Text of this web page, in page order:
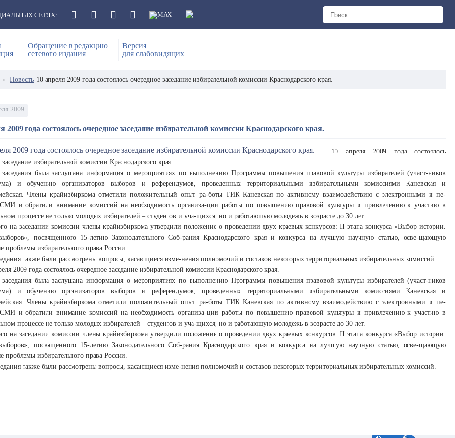
СЕТЯХ:
Обращение в редакцию
сетевого издания
Версия
для слабовидящих
› Новость 10 апреля 2009 года состоялось очередное заседание избирательной комиссии Краснодарского края.
2009
2009 года состоялось очередное заседание избирательной комиссии Краснодарского края.
10 апреля 2009 года состоялось
заседание избирательной комиссии Краснодарского края.
была заслушана информация о мероприятиях по выполнению Программы повышения правовой культуры избирателей (участ-ников
и обучению организаторов выборов и референдумов, проведенных территориальными избирательными комиссиями Каневская и
Члены крайизбиркома отметили положительный опыт ра-боты ТИК Каневская по активному взаимодействию с электронными и пе-
и обратили внимание комиссий на необходимость организа-ции работы по повышению правовой культуры и привлечению к участию в
процессе не только молодых избирателей – студентов и уча-щихся, но и работающую молодежь в возрасте до 30 лет.
на заседании комиссии члены крайизбиркома утвердили положение о проведении двух краевых конкурсов: II этапа конкурса «Выбор истории.
посвященного 15-летию Законодательного Соб-рания Краснодарского края и конкурса на лучшую научную статью, осве-щающую
проблемы избирательного права России.
также были рассмотрены вопросы, касающиеся изме-нения полномочий и составов некоторых территориальных избирательных комиссий.
2009 года состоялось очередное заседание избирательной комиссии Краснодарского края.
была заслушана информация о мероприятиях по выполнению Программы повышения правовой культуры избирателей (участ-ников
и обучению организаторов выборов и референдумов, проведенных территориальными избирательными комиссиями Каневская и
Члены крайизбиркома отметили положительный опыт ра-боты ТИК Каневская по активному взаимодействию с электронными и пе-
и обратили внимание комиссий на необходимость организа-ции работы по повышению правовой культуры и привлечению к участию в
процессе не только молодых избирателей – студентов и уча-щихся, но и работающую молодежь в возрасте до 30 лет.
на заседании комиссии члены крайизбиркома утвердили положение о проведении двух краевых конкурсов: II этапа конкурса «Выбор истории.
посвященного 15-летию Законодательного Соб-рания Краснодарского края и конкурса на лучшую научную статью, осве-щающую
проблемы избирательного права России.
также были рассмотрены вопросы, касающиеся изме-нения полномочий и составов некоторых территориальных избирательных комиссий.